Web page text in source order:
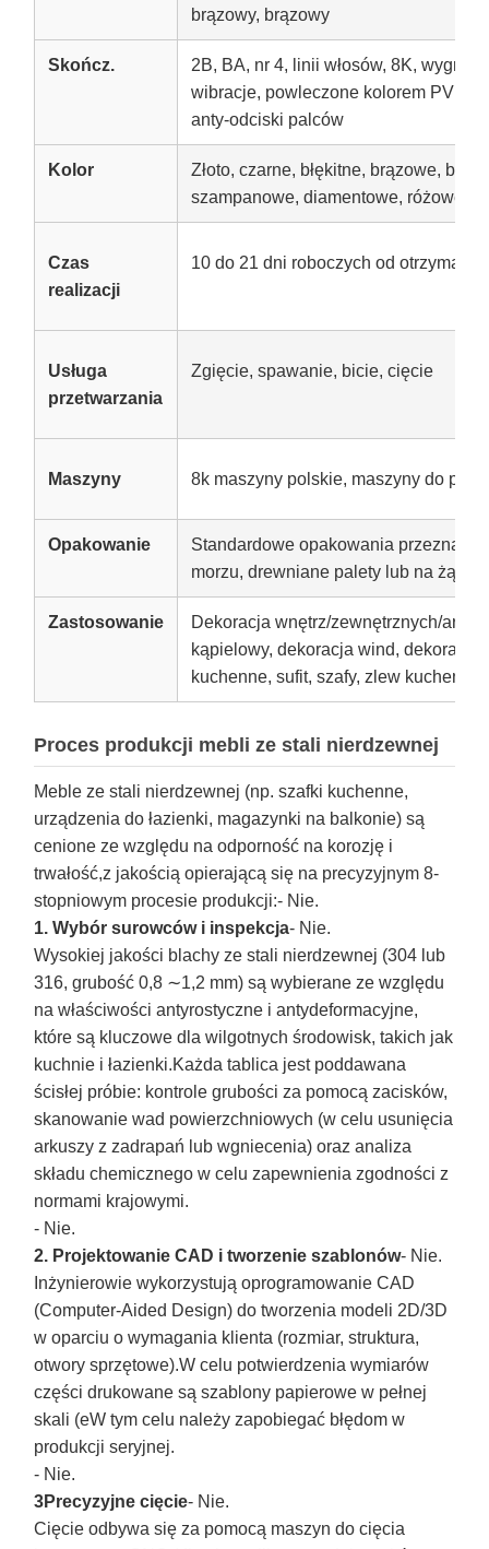
brązowy, brązowy
Skończ.
2B, BA, nr 4, linii włosów, 8K,
wibracje, powleczone kolorem PVD,
anty-odciski palców
Kolor
Złoto, czarne, błękitne, brązowe,
szampanowe, diamentowe, różowe,
Czas
realizacji
10 do 21 dni roboczych od
Usługa
przetwarzania
Zgięcie, spawanie, bicie, cięcie
Maszyny 8k maszyny polskie, maszyny do
Opakowanie
Standardowe opakowania
morzu, drewniane palety lub na
Zastosowanie
Dekoracja wnętrz/zewnętrznych/
kąpielowy, dekoracja wind, dekoracja
kuchenne, sufit, szafy, zlew
Proces produkcji mebli ze stali nierdzewnej
Meble ze stali nierdzewnej (np. szafki kuchenne,
urządzenia do łazienki, magazynki na balkonie) są
cenione ze względu na odporność na korozję i
trwałość,z jakością opierającą się na precyzyjnym 8-
stopniowym procesie produkcji:- Nie.
1. Wybór surowców i inspekcja- Nie.
Wysokiej jakości blachy ze stali nierdzewnej (304 lub
316, grubość 0,8 ∼1,2 mm) są wybierane ze względu
na właściwości antyrostyczne i antydeformacyjne,
które są kluczowe dla wilgotnych środowisk, takich jak
kuchnie i łazienki.Każda tablica jest poddawana
ścisłej próbie: kontrole grubości za pomocą zacisków,
skanowanie wad powierzchniowych (w celu usunięcia
arkuszy z zadrapań lub wgniecenia) oraz analiza
składu chemicznego w celu zapewnienia zgodności z
normami krajowymi.
- Nie.
2. Projektowanie CAD i tworzenie szablonów- Nie.
Inżynierowie wykorzystują oprogramowanie CAD
(Computer-Aided Design) do tworzenia modeli 2D/3D
w oparciu o wymagania klienta (rozmiar, struktura,
otwory sprzętowe).W celu potwierdzenia wymiarów
części drukowane są szablony papierowe w pełnej
skali (eW tym celu należy zapobiegać błędom w
produkcji seryjnej.
- Nie.
3Precyzyjne cięcie- Nie.
Cięcie odbywa się za pomocą maszyn do cięcia